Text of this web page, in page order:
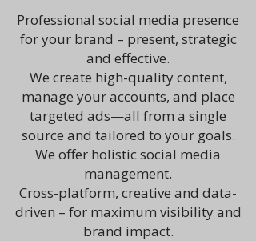
Professional social media presence
for your brand – present, strategic
and effective.
We create high-quality content,
manage your accounts, and place
targeted ads—all from a single
source and tailored to your goals.
We offer holistic social media
management.
Cross-platform, creative and data-
driven – for maximum visibility and
brand impact.